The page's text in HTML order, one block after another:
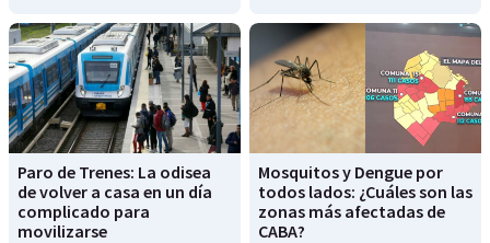
Paro de Trenes: La odisea
de volver a casa en un día
complicado para
movilizarse
Mosquitos y Dengue por
todos lados: ¿Cuáles son las
zonas más afectadas de
CABA?